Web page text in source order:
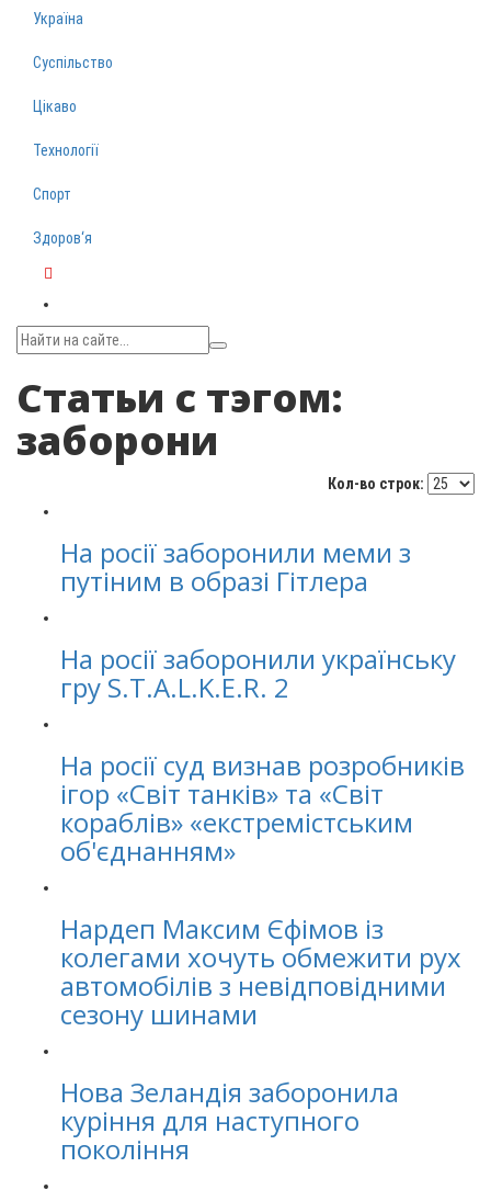
Україна
Суспільство
Цікаво
Технології
Спорт
Здоров‘я
Статьи с тэгом:
заборони
Кол-во строк:
На росії заборонили меми з
путіним в образі Гітлера
На росії заборонили українську
гру S.T.A.L.K.E.R. 2
На росії суд визнав розробників
ігор «Світ танків» та «Світ
кораблів» «екстремістським
об'єднанням»
Нардеп Максим Єфімов із
колегами хочуть обмежити рух
автомобілів з невідповідними
сезону шинами
Нова Зеландія заборонила
куріння для наступного
покоління